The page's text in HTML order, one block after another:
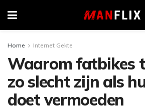
Home Internet Gekte
Waarom fatbikes
zo slecht zijn als
doet vermoeden